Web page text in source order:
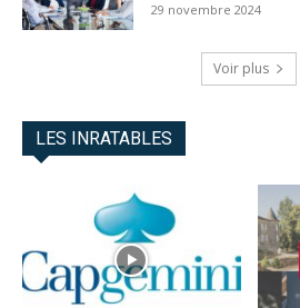
29 novembre 2024
Voir plus
LES INRATABLES